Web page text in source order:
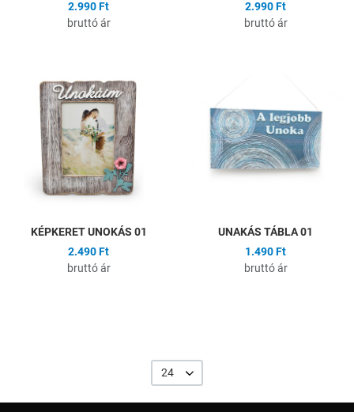
2.990 Ft
bruttó ár
2.990 Ft
bruttó ár
Összehasonlítás
Gyors nézet
KÉPKERET UNOKÁS 01
2.490 Ft
bruttó ár
UNAKÁS TÁBLA 01
1.490 Ft
bruttó ár
24